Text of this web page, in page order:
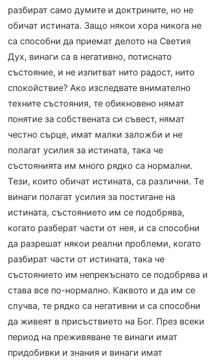
разбират само думите и доктрините, но не
обичат истината. Защо някои хора никога не
са способни да приемат делото на Светия
Дух, винаги са в негативно, потиснато
състояние, и не изпитват нито радост, нито
спокойствие? Ако изследвате внимателно
техните състояния, те обикновено нямат
понятие за собствената си съвест, нямат
честно сърце, имат малки заложби и не
полагат усилия за истината, така че
състоянията им много рядко са нормални.
Тези, които обичат истината, са различни. Те
винаги полагат усилия за постигане на
истината, състоянието им се подобрява,
когато разберат части от нея, и са способни
да разрешат някои реални проблеми, когато
разбират части от истината, така че
състоянието им непрекъснато се подобрява и
става все по-нормално. Каквото и да им се
случва, те рядко са негативни и са способни
да живеят в присъствието на Бог. През всеки
период на преживяване те винаги имат
придобивки и знания и винаги имат